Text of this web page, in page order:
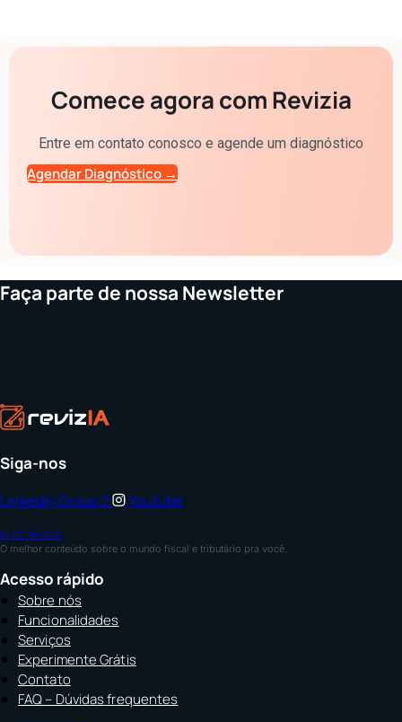
Comece agora com Revizia
Entre em contato conosco e agende um diagnóstico
Agendar Diagnóstico →
Faça parte de nossa Newsletter
Siga-nos
LinkedinGroup 2 Youtube
BLOG REVIZIA
O melhor conteúdo sobre o mundo fiscal e tributário pra você.
Acesso rápido
Sobre nós
Funcionalidades
Serviços
Experimente Grátis
Contato
FAQ – Dúvidas frequentes